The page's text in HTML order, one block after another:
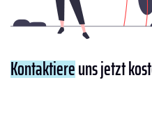
Kontaktiereuns jetzt